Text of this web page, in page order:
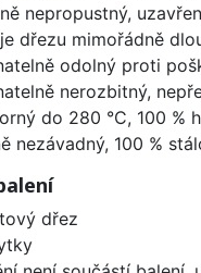
nepropustný,
dřezu mimořádně
odolný proti
nerozbitný,
do 280 °C, 100 %
nezávadný, 100 %
dřez